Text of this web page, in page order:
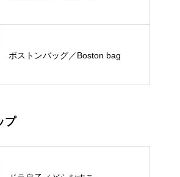
ボストンバッグ／Boston bag
プ